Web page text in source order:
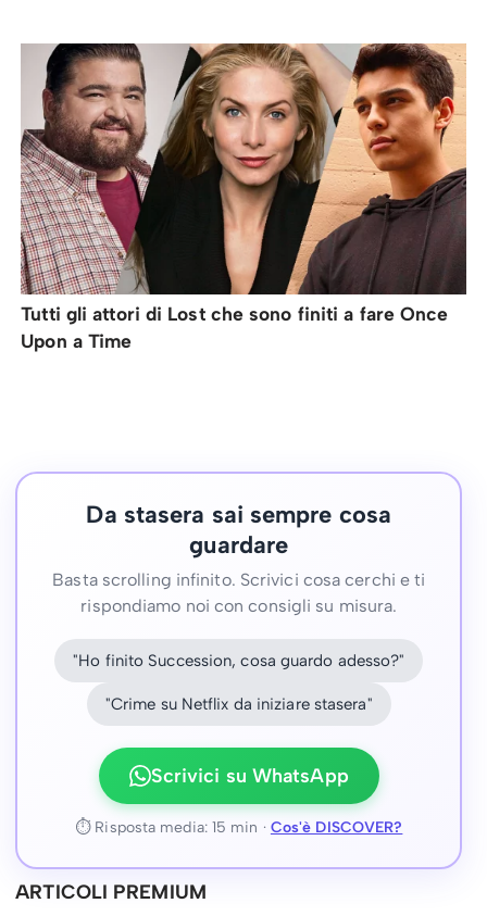
Tutti gli attori di Lost che sono finiti a fare Once
Upon a Time
Da stasera sai sempre cosa
guardare
Basta scrolling infinito. Scrivici cosa cerchi e ti
rispondiamo noi con consigli su misura.
"Ho finito Succession, cosa guardo adesso?"
"Crime su Netflix da iniziare stasera"
Scrivici su WhatsApp
⏱ Risposta media: 15 min · Cos'è DISCOVER?
ARTICOLI PREMIUM